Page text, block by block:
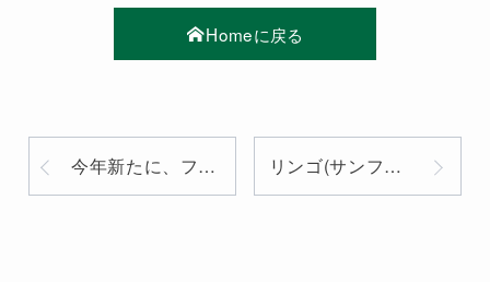
Homeに戻る
今年新たに、フジの伐根作業中！ リンゴ(サンフジ)の花